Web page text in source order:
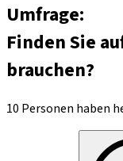
Umfrage:
Finden Sie
brauchen?
10 Personen haben